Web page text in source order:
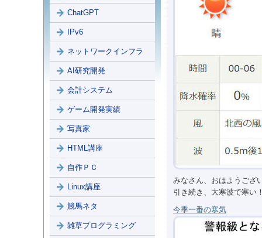
みなさん、おはようござ
引き続き、大寒波で寒い
今季一番の寒気
ChatGPT
IPv6
ネットワークインフラ
AI研究開発
会計システム
ゲーム開発実績
写真家
HTML講座
自作ＰＣ
Linux講座
競馬ネタ
雑草プログラミング